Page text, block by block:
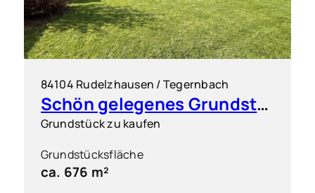
84104 Rudelzhausen / Tegernbach
Schön gelegenes Grundstück für ein Doppelhaus (2 DHH)
Grundstück zu kaufen
Grundstücksfläche
ca. 676 m²